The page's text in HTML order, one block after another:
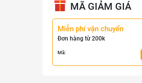
MÃ GIẢM GIÁ
Miễn phí vận chuyển
Đơn hàng từ 200k
Mã: